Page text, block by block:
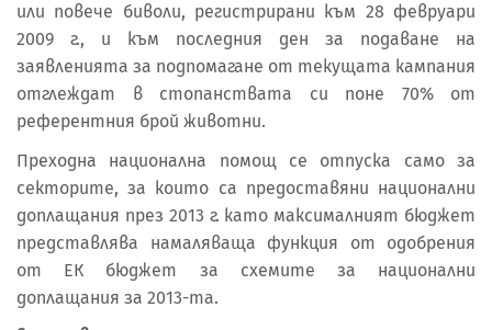
или повече биволи, регистрирани към 28 февруари
2009 г., и към последния ден за подаване на
заявленията за подпомагане от текущата кампания
отглеждат в стопанствата си поне 70% от
референтния брой животни.
Преходна национална помощ се отпуска само за
секторите, за които са предоставяни национални
доплащания през 2013 г. като максималният бюджет
представлява намаляваща функция от одобрения
от ЕК бюджет за схемите за национални
доплащания за 2013-та.